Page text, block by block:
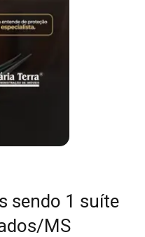
sendo 1 suíte
MS